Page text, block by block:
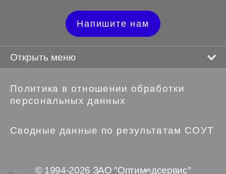
Напишите нам
Открыть меню
Политика в отношении обработки
персональных данных
Сводные данные по результатам СОУТ
© 1994-2026 ЗАО ″Оптимедсервис″